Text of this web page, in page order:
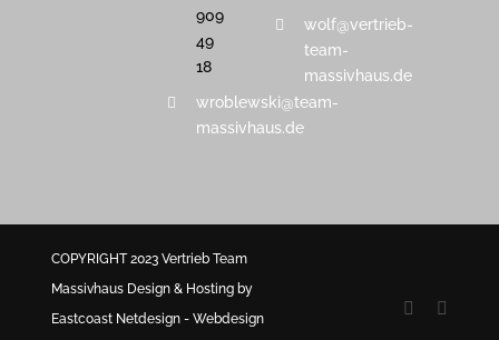
909
49
18
wroblewski@team-
massivhaus.de
wolf@vertrieb-
team-
massivhaus.de
COPYRIGHT 2023 Vertrieb Team
Massivhaus Design & Hosting by
Eastcoast Netdesign - Webdesign
Facebook